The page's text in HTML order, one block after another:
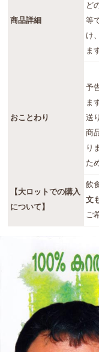
商品詳細
ど
等
け
ま
おことわり
予
ま
送
商
り
た
【大ロットでの購入
について】
飲
文
ご